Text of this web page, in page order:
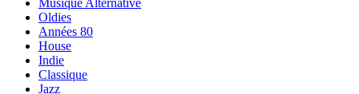
Musique Alternative
Oldies
Années 80
House
Indie
Classique
Jazz